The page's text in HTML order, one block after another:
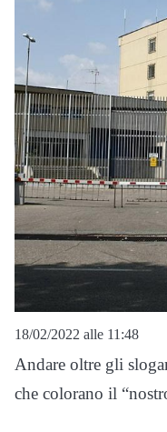
18/02/2022 alle 11:48
Andare oltre gli
che colorano il